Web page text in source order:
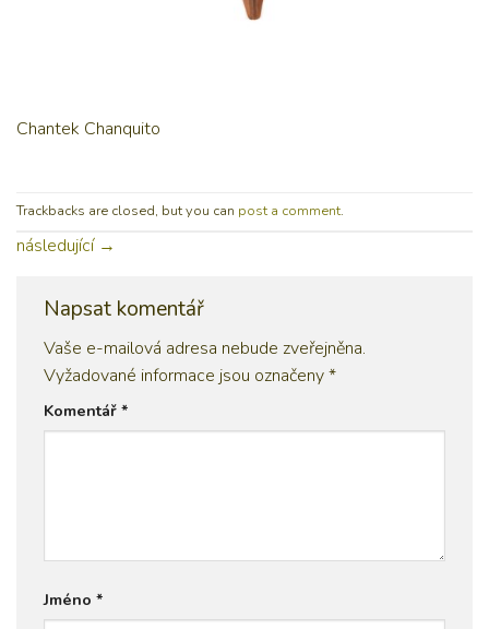
Chantek Chanquito
Trackbacks are closed, but you can post a comment.
následující →
Napsat komentář
Vaše e-mailová adresa nebude zveřejněna.
Vyžadované informace jsou označeny*
Komentář *
Jméno *